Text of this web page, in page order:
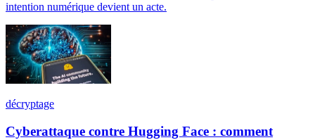
intention numérique devient un acte.
décryptage
Cyberattaque contre Hugging Face : comment